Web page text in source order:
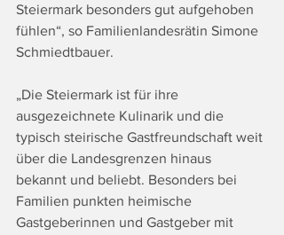
Steiermark besonders gut aufgehoben
fühlen“, so Familienlandesrätin Simone
Schmiedtbauer.
„Die Steiermark ist für ihre
ausgezeichnete Kulinarik und die
typisch steirische Gastfreundschaft weit
über die Landesgrenzen hinaus
bekannt und beliebt. Besonders bei
Familien punkten heimische
Gastgeberinnen und Gastgeber mit